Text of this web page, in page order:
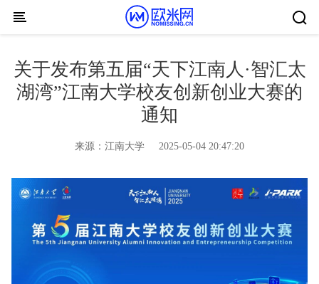
Skip to content
关于发布第五届“天下江南人·智汇太
湖湾”江南大学校友创新创业大赛的
通知
来源： 江南大学 2025-05-04 20:47:20